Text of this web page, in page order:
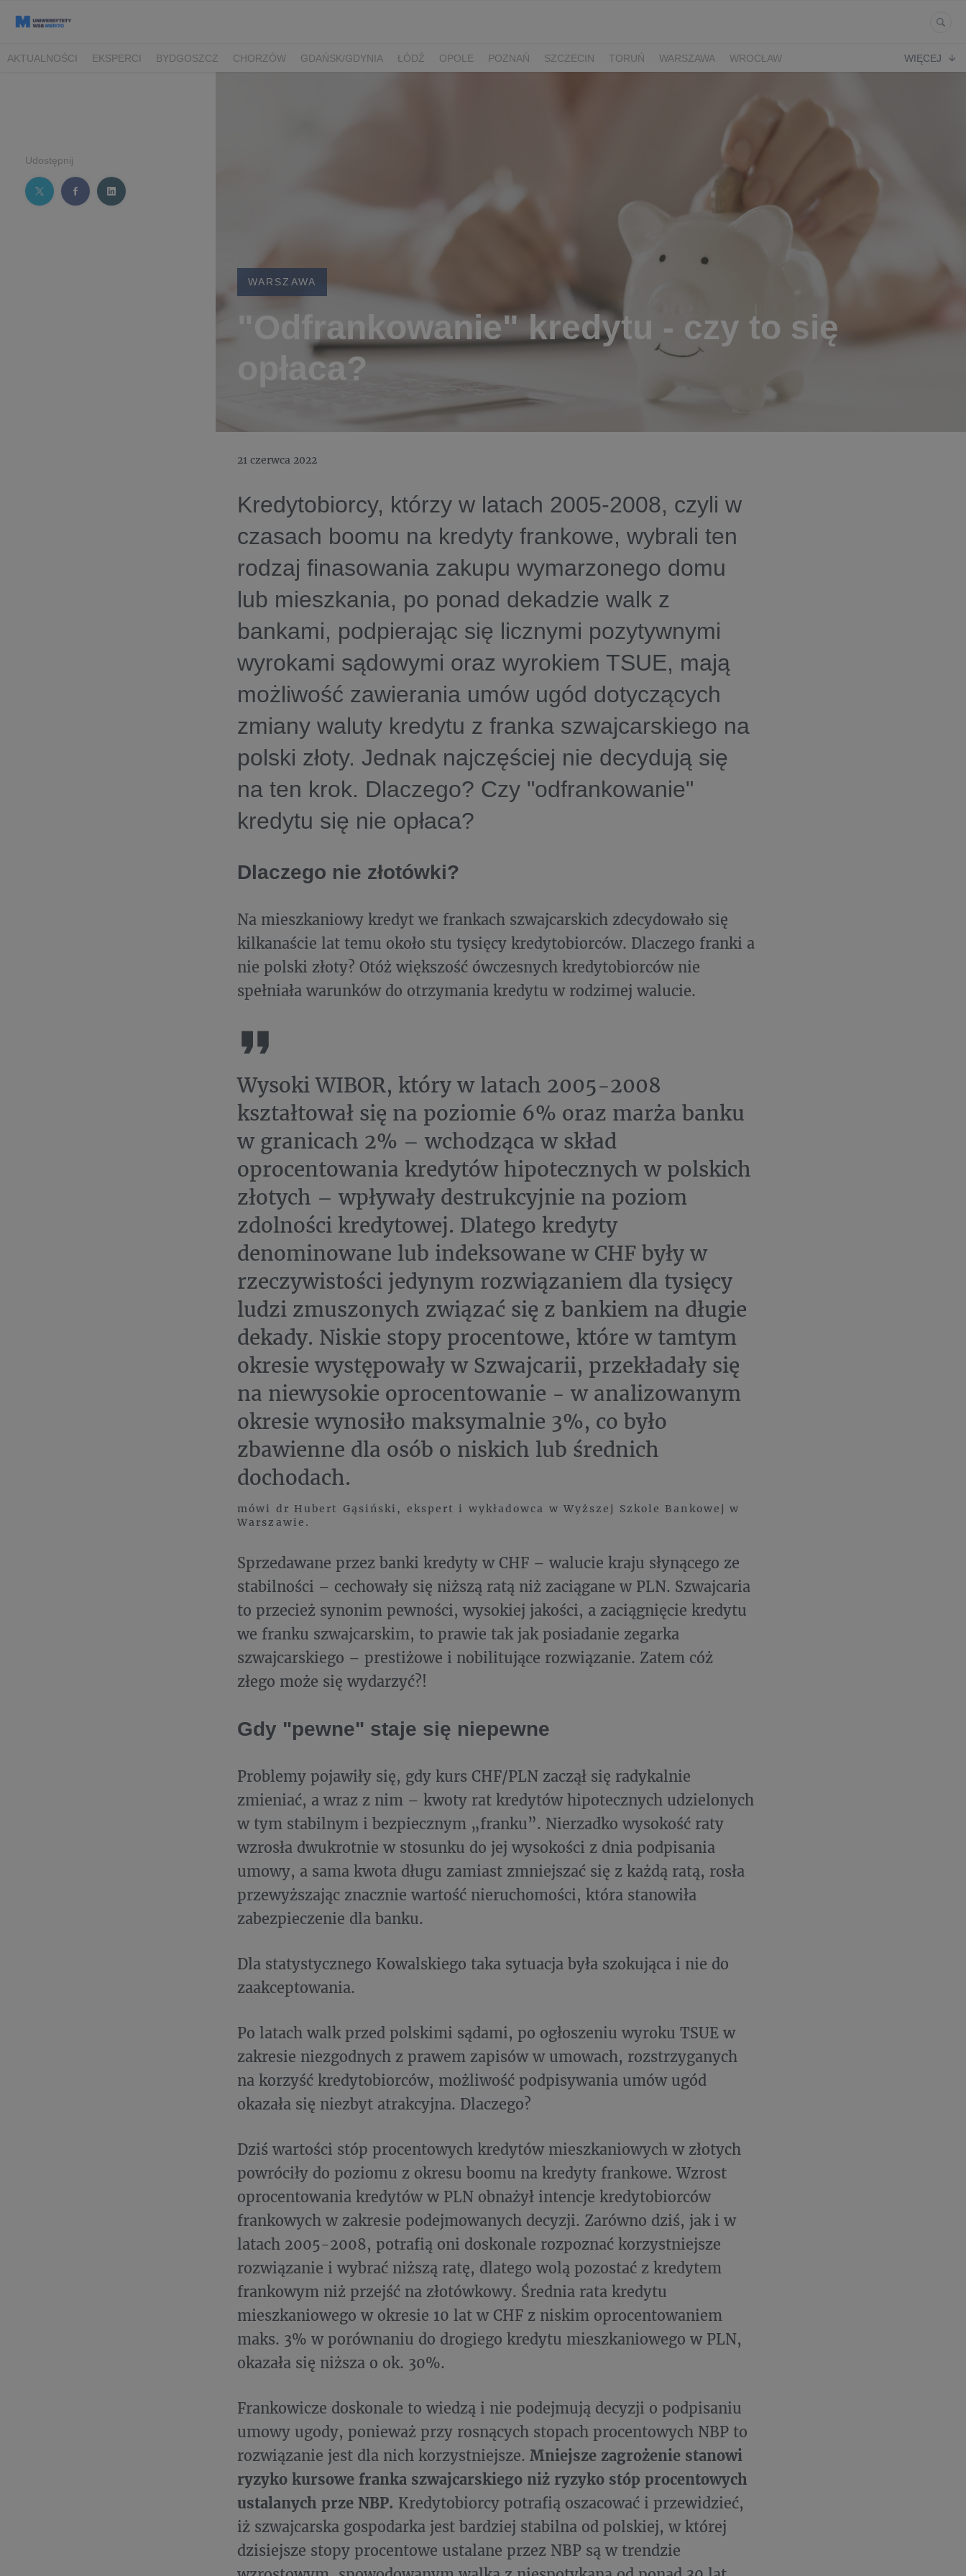
AKTUALNOŚCI EKSPERCI BYDGOSZCZ CHORZÓW GDAŃSK/GDYNIA ŁÓDŹ OPOLE POZNAŃ SZCZECIN TORUŃ WARSZAWA
WROCŁAW
WIĘCEJ
Udostępnij
WARSZAWA
"Odfrankowanie" kredytu - czy to się
opłaca?
21 czerwca 2022
Kredytobiorcy, którzy w latach 2005-2008, czyli w
czasach boomu na kredyty frankowe, wybrali ten
rodzaj finasowania zakupu wymarzonego domu
lub mieszkania, po ponad dekadzie walk z
bankami, podpierając się licznymi pozytywnymi
wyrokami sądowymi oraz wyrokiem TSUE, mają
możliwość zawierania umów ugód dotyczących
zmiany waluty kredytu z franka szwajcarskiego na
polski złoty. Jednak najczęściej nie decydują się
na ten krok. Dlaczego? Czy "odfrankowanie"
kredytu się nie opłaca?
Dlaczego nie złotówki?
Na mieszkaniowy kredyt we frankach szwajcarskich zdecydowało się
kilkanaście lat temu około stu tysięcy kredytobiorców. Dlaczego franki a
nie polski złoty? Otóż większość ówczesnych kredytobiorców nie
spełniała warunków do otrzymania kredytu w rodzimej walucie.
Wysoki WIBOR, który w latach 2005-2008
kształtował się na poziomie 6% oraz marża banku
w granicach 2% – wchodząca w skład
oprocentowania kredytów hipotecznych w polskich
złotych – wpływały destrukcyjnie na poziom
zdolności kredytowej. Dlatego kredyty
denominowane lub indeksowane w CHF były w
rzeczywistości jedynym rozwiązaniem dla tysięcy
ludzi zmuszonych związać się z bankiem na długie
dekady. Niskie stopy procentowe, które w tamtym
okresie występowały w Szwajcarii, przekładały się
na niewysokie oprocentowanie - w analizowanym
okresie wynosiło maksymalnie 3%, co było
zbawienne dla osób o niskich lub średnich
dochodach.
mówi dr Hubert Gąsiński, ekspert i wykładowca w Wyższej Szkole Bankowej w
Warszawie.
Sprzedawane przez banki kredyty w CHF – walucie kraju słynącego ze
stabilności – cechowały się niższą ratą niż zaciągane w PLN. Szwajcaria
to przecież synonim pewności, wysokiej jakości, a zaciągnięcie kredytu
we franku szwajcarskim, to prawie tak jak posiadanie zegarka
szwajcarskiego – prestiżowe i nobilitujące rozwiązanie. Zatem cóż
złego może się wydarzyć?!
Gdy "pewne" staje się niepewne
Problemy pojawiły się, gdy kurs CHF/PLN zaczął się radykalnie
zmieniać, a wraz z nim – kwoty rat kredytów hipotecznych udzielonych
w tym stabilnym i bezpiecznym „franku”. Nierzadko wysokość raty
wzrosła dwukrotnie w stosunku do jej wysokości z dnia podpisania
umowy, a sama kwota długu zamiast zmniejszać się z każdą ratą, rosła
przewyższając znacznie wartość nieruchomości, która stanowiła
zabezpieczenie dla banku.
Dla statystycznego Kowalskiego taka sytuacja była szokująca i nie do
zaakceptowania.
Po latach walk przed polskimi sądami, po ogłoszeniu wyroku TSUE w
zakresie niezgodnych z prawem zapisów w umowach, rozstrzyganych
na korzyść kredytobiorców, możliwość podpisywania umów ugód
okazała się niezbyt atrakcyjna. Dlaczego?
Dziś wartości stóp procentowych kredytów mieszkaniowych w złotych
powróciły do poziomu z okresu boomu na kredyty frankowe. Wzrost
oprocentowania kredytów w PLN obnażył intencje kredytobiorców
frankowych w zakresie podejmowanych decyzji. Zarówno dziś, jak i w
latach 2005-2008, potrafią oni doskonale rozpoznać korzystniejsze
rozwiązanie i wybrać niższą ratę, dlatego wolą pozostać z kredytem
frankowym niż przejść na złotówkowy. Średnia rata kredytu
mieszkaniowego w okresie 10 lat w CHF z niskim oprocentowaniem
maks. 3% w porównaniu do drogiego kredytu mieszkaniowego w PLN,
okazała się niższa o ok. 30%.
Frankowicze doskonale to wiedzą i nie podejmują decyzji o podpisaniu
umowy ugody, ponieważ przy rosnących stopach procentowych NBP to
rozwiązanie jest dla nich korzystniejsze. Mniejsze zagrożenie stanowi
ryzyko kursowe franka szwajcarskiego niż ryzyko stóp procentowych
ustalanych prze NBP. Kredytobiorcy potrafią oszacować i przewidzieć,
iż szwajcarska gospodarka jest bardziej stabilna od polskiej, w której
dzisiejsze stopy procentowe ustalane przez NBP są w trendzie